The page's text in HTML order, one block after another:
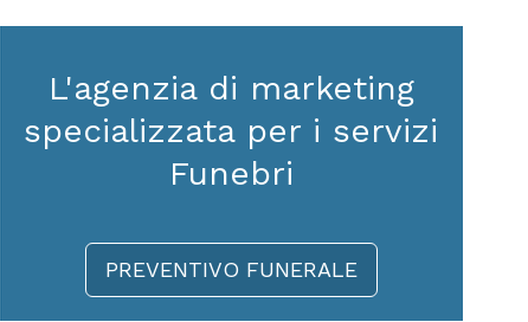
L'agenzia di marketing
specializzata per i servizi
Funebri
PREVENTIVO FUNERALE